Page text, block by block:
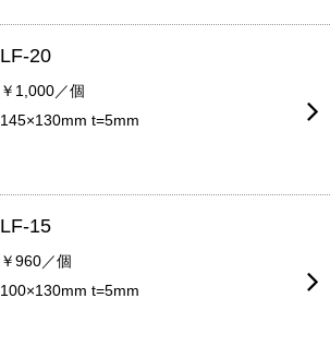
LF-20
￥1,000／個
145×130mm t=5mm
LF-15
￥960／個
100×130mm t=5mm